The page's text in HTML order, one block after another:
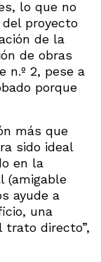
lo que no
proyecto
de la
de obras
n.º 2, pese a
porque
más que
sido ideal
en la
(amigable
ayude a
una
trato directo”,